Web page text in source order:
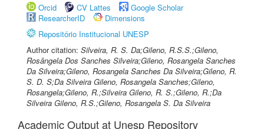
Orcid
CV Lattes
Google Scholar
ResearcherID
Dimensions
Repositório Institucional UNESP
Author citation: Silveira, R. S. Da;Gileno, R.S.S.;Gileno,
Rosângela Dos Sanches Silveira;Gileno, Rosangela Sanches
Da Silveira;Gileno, Rosangela Sanches Da Silveira;Gileno, R.
S. D. S;Da Silveira Gileno, Rosangela Sanches;Gileno,
Rosangela;Gileno, R.;Silveira Gileno, R. S.;Gileno, R.;Da
Silveira Gileno, R.S.;Gileno, Rosangela S. Da Silveira
Academic Output at Unesp Repository